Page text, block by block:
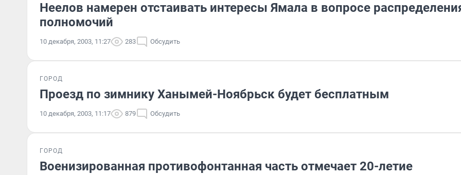
Неелов намерен отстаивать интересы Ямала в вопросе
полномочий
10 декабря, 2003, 11:27 283 Обсудить
ГОРОД
Проезд по зимнику Ханымей-Ноябрьск будет бесплатным
10 декабря, 2003, 11:17 879 Обсудить
ГОРОД
Военизированная противофонтанная часть отмечает 20-летие